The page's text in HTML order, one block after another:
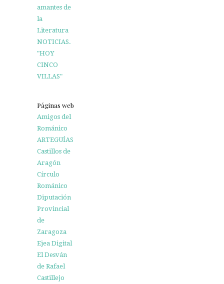
amantes de
la
Literatura
NOTICIAS.
"HOY
CINCO
VILLAS"
Páginas web
Amigos del
Románico
ARTEGUÍAS
Castillos de
Aragón
Círculo
Románico
Diputación
Provincial
de
Zaragoza
Ejea Digital
El Desván
de Rafael
Castillejo